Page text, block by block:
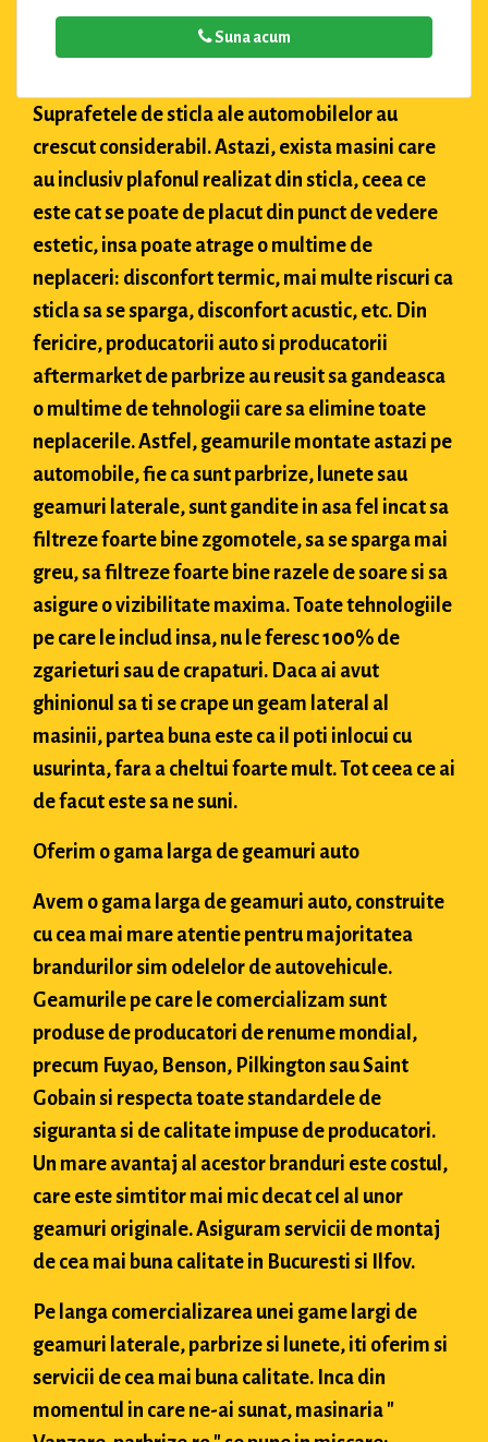
Suna acum
Suprafetele de sticla ale automobilelor au
crescut considerabil. Astazi, exista masini care
au inclusiv plafonul realizat din sticla, ceea ce
este cat se poate de placut din punct de vedere
estetic, insa poate atrage o multime de
neplaceri: disconfort termic, mai multe riscuri ca
sticla sa se sparga, disconfort acustic, etc. Din
fericire, producatorii auto si producatorii
aftermarket de parbrize au reusit sa gandeasca
o multime de tehnologii care sa elimine toate
neplacerile. Astfel, geamurile montate astazi pe
automobile, fie ca sunt parbrize, lunete sau
geamuri laterale, sunt gandite in asa fel incat sa
filtreze foarte bine zgomotele, sa se sparga mai
greu, sa filtreze foarte bine razele de soare si sa
asigure o vizibilitate maxima. Toate tehnologiile
pe care le includ insa, nu le feresc 100% de
zgarieturi sau de crapaturi. Daca ai avut
ghinionul sa ti se crape un geam lateral al
masinii, partea buna este ca il poti inlocui cu
usurinta, fara a cheltui foarte mult. Tot ceea ce ai
de facut este sa ne suni.
Oferim o gama larga de geamuri auto
Avem o gama larga de geamuri auto, construite
cu cea mai mare atentie pentru majoritatea
brandurilor sim odelelor de autovehicule.
Geamurile pe care le comercializam sunt
produse de producatori de renume mondial,
precum Fuyao, Benson, Pilkington sau Saint
Gobain si respecta toate standardele de
siguranta si de calitate impuse de producatori.
Un mare avantaj al acestor branduri este costul,
care este simtitor mai mic decat cel al unor
geamuri originale. Asiguram servicii de montaj
de cea mai buna calitate in Bucuresti si Ilfov.
Pe langa comercializarea unei game largi de
geamuri laterale, parbrize si lunete, iti oferim si
servicii de cea mai buna calitate. Inca din
momentul in care ne-ai sunat, masinaria "